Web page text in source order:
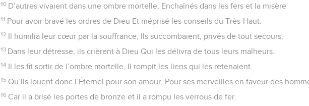
10 D’autres vivaient dans une ombre mortelle, Enchaînés dans les fers et la misère
11 Pour avoir bravé les ordres de Dieu Et méprisé les conseils du Très-Haut.
12 Il humilia leur cœur par la souffrance, Ils succombaient, privés de tout secours.
13 Dans leur détresse, ils crièrent à Dieu Qui les délivra de tous leurs malheurs.
14 Il les fit sortir de l’ombre mortelle, Il rompit les liens qui les retenaient.
15 Qu’ils louent donc l’Éternel pour son amour, Pour ses merveilles en faveur des
16 Car il a brisé les portes de bronze et il a rompu les verrous de fer.